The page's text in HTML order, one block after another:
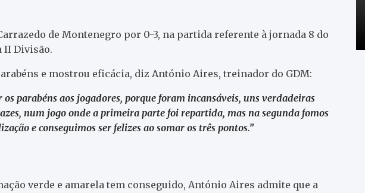
de Montenegro por 0-3, na partida referente à jornada 8 do
II Divisão.
e mostrou eficácia, diz António Aires, treinador do GDM:
parabéns aos jogadores, porque foram incansáveis, uns verdadeiras
num jogo onde a primeira parte foi repartida, mas na segunda fomos
e conseguimos ser felizes ao somar os três pontos.”
verde e amarela tem conseguido, António Aires admite que a